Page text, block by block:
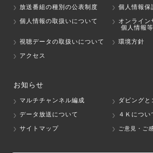
放送番組の種別の公表制度
個人情報保
個人情報の取扱いについて
オンライン
個人情報等
視聴データの取扱いについて
環境方針
アクセス
お知らせ
マルチチャンネル編成
ダビングと
データ放送について
４Ｋについ
サイトマップ
ご意見・ご